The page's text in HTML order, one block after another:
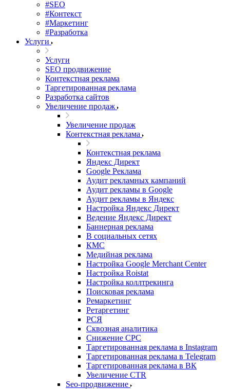
#SEO
#Контекст
#Маркетинг
#Разработка
Услуги
Услуги
SEO продвижение
Контекстная реклама
Таргетированная реклама
Разработка сайтов
Увеличение продаж
Увеличение продаж
Контекстная реклама
Контекстная реклама
Яндекс Директ
Google Реклама
Аудит рекламных кампаний
Аудит рекламы в Google
Аудит рекламы в Яндекс
Настройка Яндекс Директ
Ведение Яндекс Директ
Баннерная реклама
В социальных сетях
КМС
Медийная реклама
Настройка Google Merchant Center
Настройка Roistat
Настройка коллтрекинга
Поисковая реклама
Ремаркетинг
Ретаргетинг
РСЯ
Сквозная аналитика
Снижение CPC
Таргетированная реклама в Instagram
Таргетированная реклама в Telegram
Таргетированная реклама в ВК
Увеличение CTR
Seo-продвижение